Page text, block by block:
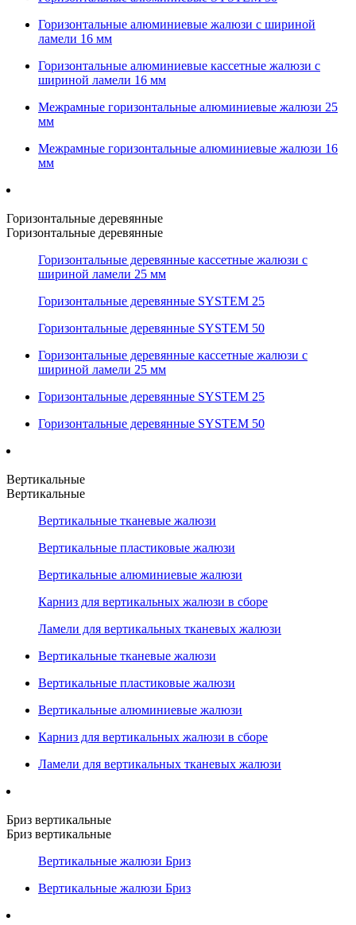
Горизонтальные алюминиевые жалюзи с шириной
ламели 16 мм
Горизонтальные алюминиевые кассетные жалюзи с
шириной ламели 16 мм
Межрамные горизонтальные алюминиевые жалюзи 25
мм
Межрамные горизонтальные алюминиевые жалюзи 16
мм
Горизонтальные деревянные
Горизонтальные деревянные
Горизонтальные деревянные кассетные жалюзи с
шириной ламели 25 мм
Горизонтальные деревянные SYSTEM 25
Горизонтальные деревянные SYSTEM 50
Горизонтальные деревянные кассетные жалюзи с
шириной ламели 25 мм
Горизонтальные деревянные SYSTEM 25
Горизонтальные деревянные SYSTEM 50
Вертикальные
Вертикальные
Вертикальные тканевые жалюзи
Вертикальные пластиковые жалюзи
Вертикальные алюминиевые жалюзи
Карниз для вертикальных жалюзи в сборе
Ламели для вертикальных тканевых жалюзи
Вертикальные тканевые жалюзи
Вертикальные пластиковые жалюзи
Вертикальные алюминиевые жалюзи
Карниз для вертикальных жалюзи в сборе
Ламели для вертикальных тканевых жалюзи
Бриз вертикальные
Бриз вертикальные
Вертикальные жалюзи Бриз
Вертикальные жалюзи Бриз